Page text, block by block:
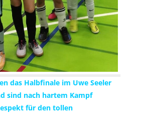
das Halbfinale im Uwe Seeler
sind nach hartem Kampf
für den tollen